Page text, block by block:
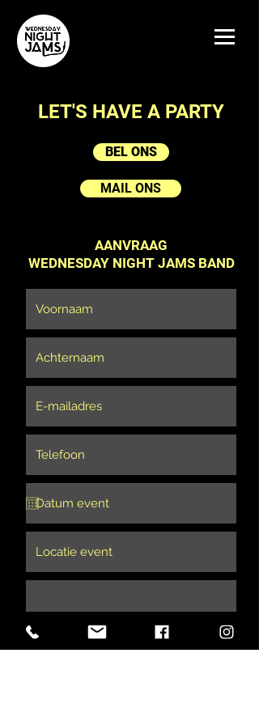
LET'S HAVE A PARTY
BEL ONS
MAIL ONS
AANVRAAG
WEDNESDAY NIGHT JAMS BAND